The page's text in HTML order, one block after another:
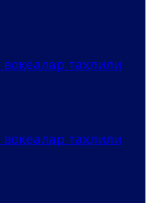
таҳлили
таҳлили